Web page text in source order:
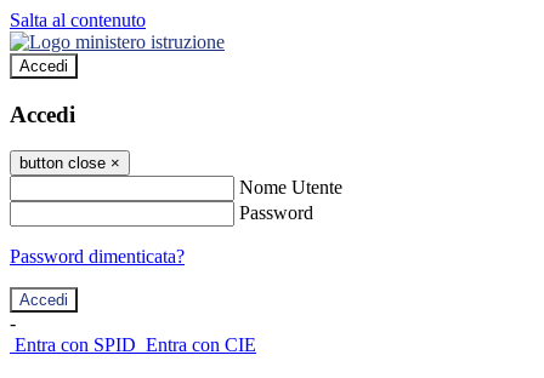
Salta al contenuto
Accedi
Accedi
button close ×
Nome Utente
Password
Password dimenticata?
-
Entra con SPID Entra con CIE